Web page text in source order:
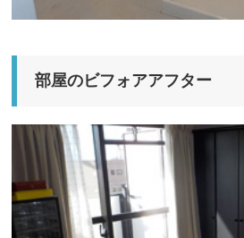
部屋のビフォアアフター